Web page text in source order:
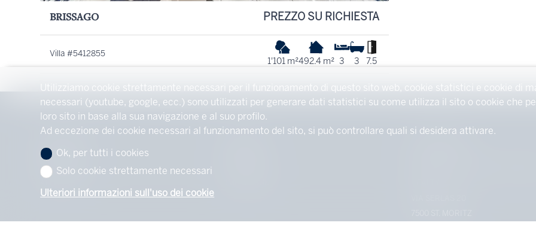
BRISSAGO PREZZO SU RICHIESTA
Villa #5412855
1'101 m²492.4 m² 3 3 7.5
IMMOBILIE
ACQUISTARE
Utilizziamo cookie strettamente necessari per il funzionamento di questo sito web, cookie statistici e cookie di
necessari (youtube, google, ecc.) sono utilizzati per generare dati statistici su come utilizza il sito o cookie che
loro sito in base alla sua navigazione e al suo profilo.
Ad eccezione dei cookie necessari al funzionamento del sito, si può controllare quali si desidera attivare.
Ok, per tutti i cookies
Solo cookie strettamente necessari
Ulteriori informazioni sull'uso dei cookie